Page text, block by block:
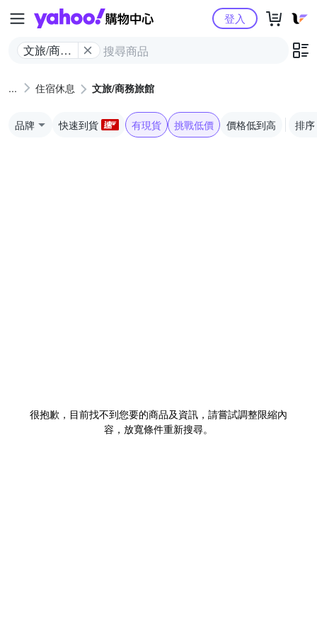
Yahoo購物中心
文旅/商務
登入
住宿休息 文旅/商務旅館
品牌 快速到貨 有現貨 挑戰低價 價格低到高 排序
很抱歉，目前找不到您要的商品及資訊，請嘗試調整限縮內
容，放寬條件重新搜尋。